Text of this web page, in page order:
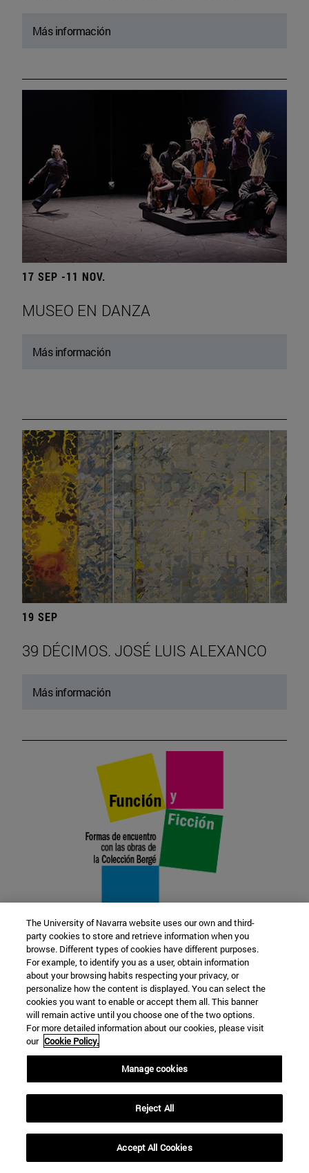
Más información
17 SEP -11 NOV.
MUSEO EN DANZA
Más información
19 SEP
39 DÉCIMOS. JOSÉ LUIS ALEXANCO
Más información
22 SEP
FUNCIÓN Y FICCIÓN. Varios artistas
Más información
The University of Navarra website uses our own and third-
party cookies to store and retrieve information when you
browse. Different types of cookies have different purposes.
For example, to identify you as a user, obtain information
about your browsing habits respecting your privacy, or
personalize how the content is displayed. You can select the
cookies you want to enable or accept them all. This banner
will remain active until you choose one of the two options.
For more detailed information about our cookies, please visit
our Cookie Policy.
Manage cookies
Reject All
Accept All Cookies